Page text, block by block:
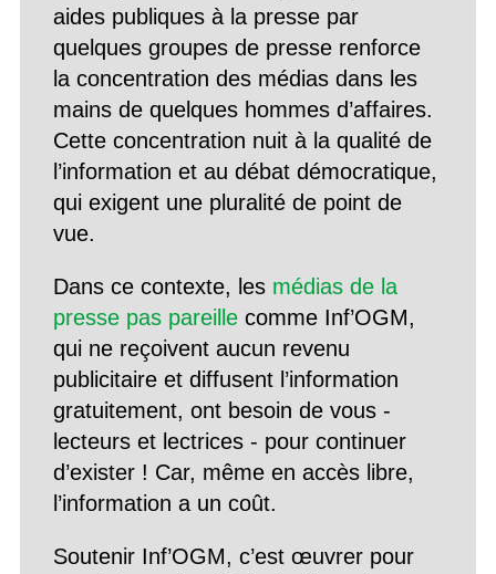
aides publiques à la presse par
quelques groupes de presse renforce
la concentration des médias dans les
mains de quelques hommes d’affaires.
Cette concentration nuit à la qualité de
l’information et au débat démocratique,
qui exigent une pluralité de point de
vue.
Dans ce contexte, les médias de la
presse pas pareillecomme Inf’OGM,
qui ne reçoivent aucun revenu
publicitaire et diffusent l’information
gratuitement, ont besoin de vous -
lecteurs et lectrices - pour continuer
d’exister ! Car, même en accès libre,
l’information a un coût.
Soutenir Inf’OGM, c’est œuvrer pour